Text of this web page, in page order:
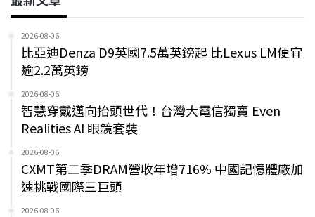
2026-08-06
比亞迪Denza D9英國7.5萬英鎊起 比Lexus LM便宜
逾2.2萬英鎊
2026-08-06
智慧穿戴邁向抬頭世代！台灣大電信獨賣 Even
Realities AI 眼鏡套裝
2026-08-06
CXMT第二季DRAM營收年增716% 中國記憶體廠加
速挑戰國際三巨頭
2026-08-06